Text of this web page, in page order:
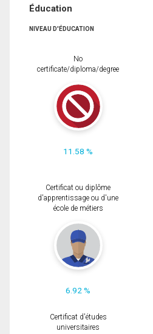
Éducation
NIVEAU D'ÉDUCATION
No
certificate/diploma/degree
11.58 %
Certificat ou diplôme
d'apprentissage ou d'une
école de métiers
6.92 %
Certificat d'études
universitaires